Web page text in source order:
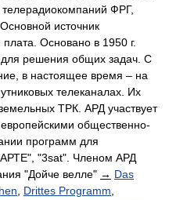
ФРГ,
источник
Основано в 1950 г.
решения общих задач. С
в настоящее время – на
телеканалах. Их
ТРК. АРД участвует
общественно-
программ для
"3sat". Членом АРД
"Дойче велле" → Das
Drittes Programm